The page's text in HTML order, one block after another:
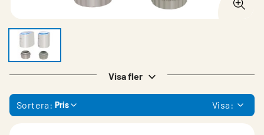
Visa fler
Sortera: Pris Visa: